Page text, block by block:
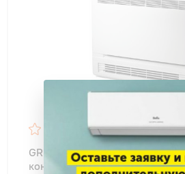
GREE GEH18AA-K6DNA1E/I
консольного типа R32